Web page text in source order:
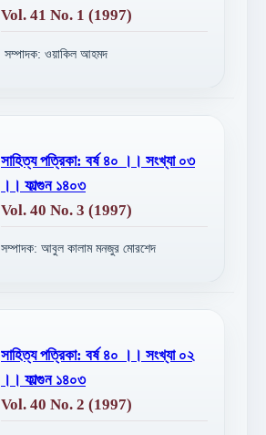
Vol. 41 No. 1 (1997)
সম্পাদক: ওয়াকিল আহমদ
সাহিত্য পত্রিকা: বর্ষ ৪০ ।। সংখ্যা ০৩
।। ফাল্গুন ১৪০৩
Vol. 40 No. 3 (1997)
সম্পাদক: আবুল কালাম মনজুর মোরশেদ
সাহিত্য পত্রিকা: বর্ষ ৪০ ।। সংখ্যা ০২
।। ফাল্গুন ১৪০৩
Vol. 40 No. 2 (1997)